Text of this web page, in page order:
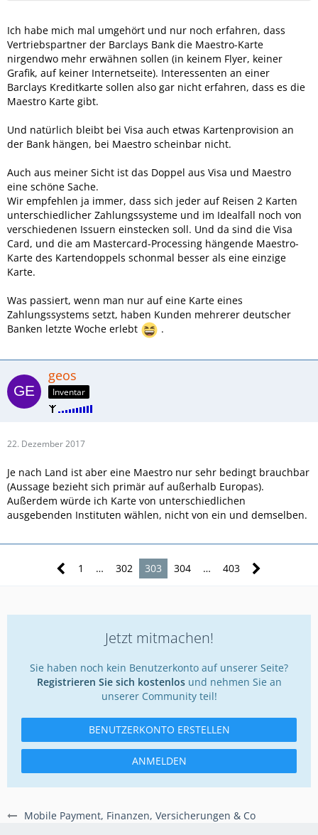
Mobile Payment, Finanzen, Versicherungen & Co
Ich habe mich mal umgehört und nur noch erfahren, dass
Vertriebspartner der Barclays Bank die Maestro-Karte
nirgendwo mehr erwähnen sollen (in keinem Flyer, keiner
Grafik, auf keiner Internetseite). Interessenten an einer
Barclays Kreditkarte sollen also gar nicht erfahren, dass es die
Maestro Karte gibt.
Und natürlich bleibt bei Visa auch etwas Kartenprovision an
der Bank hängen, bei Maestro scheinbar nicht.
Auch aus meiner Sicht ist das Doppel aus Visa und Maestro
eine schöne Sache.
Wir empfehlen ja immer, dass sich jeder auf Reisen 2 Karten
unterschiedlicher Zahlungssysteme und im Idealfall noch von
verschiedenen Issuern einstecken soll. Und da sind die Visa
Card, und die am Mastercard-Processing hängende Maestro-
Karte des Kartendoppels schonmal besser als eine einzige
Karte.
Was passiert, wenn man nur auf eine Karte eines
Zahlungssystems setzt, haben Kunden mehrerer deutscher
Banken letzte Woche erlebt
.
geos
Inventar
22. Dezember 2017
Je nach Land ist aber eine Maestro nur sehr bedingt brauchbar
(Aussage bezieht sich primär auf außerhalb Europas).
Außerdem würde ich Karte von unterschiedlichen
ausgebenden Instituten wählen, nicht von ein und demselben.
1 … 302 303 304 … 403
Jetzt mitmachen!
Sie haben noch kein Benutzerkonto auf unserer Seite?
Registrieren Sie sich kostenlosund nehmen Sie an
unserer Community teil!
BENUTZERKONTO ERSTELLEN
ANMELDEN